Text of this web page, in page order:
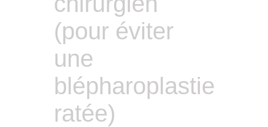
(pour éviter
une
blépharoplastie
ratée)